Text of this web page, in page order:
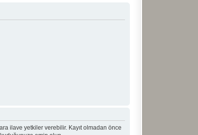
ilave yetkiler verebilir. Kayıt olmadan önce